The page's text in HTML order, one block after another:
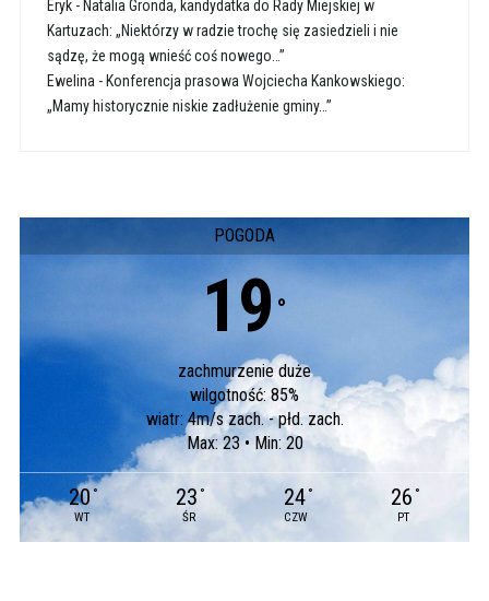
Eryk- Natalia Gronda, kandydatka do Rady Miejskiej w
Kartuzach: „Niektórzy w radzie trochę się zasiedzieli i nie
sądzę, że mogą wnieść coś nowego…”
Ewelina - Konferencja prasowa Wojciecha Kankowskiego:
„Mamy historycznie niskie zadłużenie gminy…”
POGODA
19 °
zachmurzenie duże
wilgotność: 85%
wiatr: 4m/s zach. - płd. zach.
Max: 23 • Min: 20
20 °
WT
23 °
ŚR
24 °
CZW
26 °
PT